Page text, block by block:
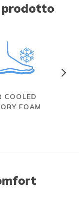
COOLED
FOAM